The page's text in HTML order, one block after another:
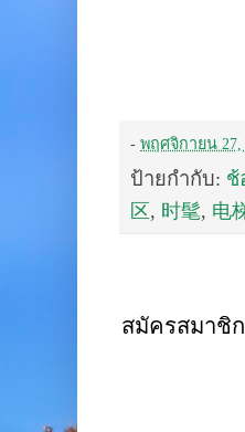
- พฤศจิกายน 27,
ป้ายกำกับ: ช้
区 , 时髦, 电
สมัครสมาชิ